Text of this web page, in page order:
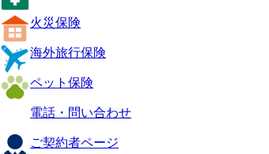
火災保険
海外旅行保険
ペット保険
電話・問い合わせ
ご契約者ページ